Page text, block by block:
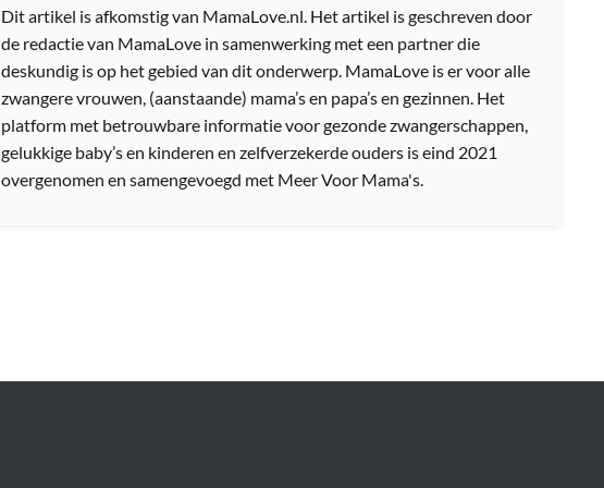
Dit artikel is afkomstig van MamaLove.nl. Het artikel is geschreven door
de redactie van MamaLove in samenwerking met een partner die
deskundig is op het gebied van dit onderwerp. MamaLove is er voor alle
zwangere vrouwen, (aanstaande) mama’s en papa’s en gezinnen. Het
platform met betrouwbare informatie voor gezonde zwangerschappen,
gelukkige baby’s en kinderen en zelfverzekerde ouders is eind 2021
overgenomen en samengevoegd met Meer Voor Mama's.